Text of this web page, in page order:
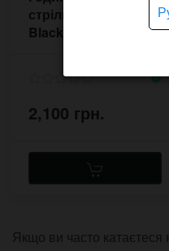
стрілкою Jumper
Black JP
2,100 грн.
Якщо ви часто